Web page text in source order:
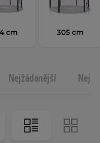
cm 305 cm
Nejžádanější